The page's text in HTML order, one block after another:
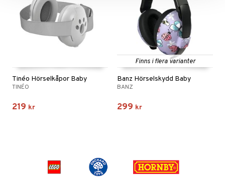
Tinéo Hörselkåpor Baby
TINÉO
219 kr
Finns i flera varianter
Banz Hörselskydd Baby
BANZ
299 kr